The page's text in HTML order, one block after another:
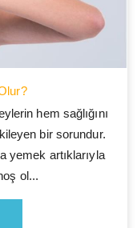
hem sağlığını
bir sorundur.
yemek artıklarıyla
ol...